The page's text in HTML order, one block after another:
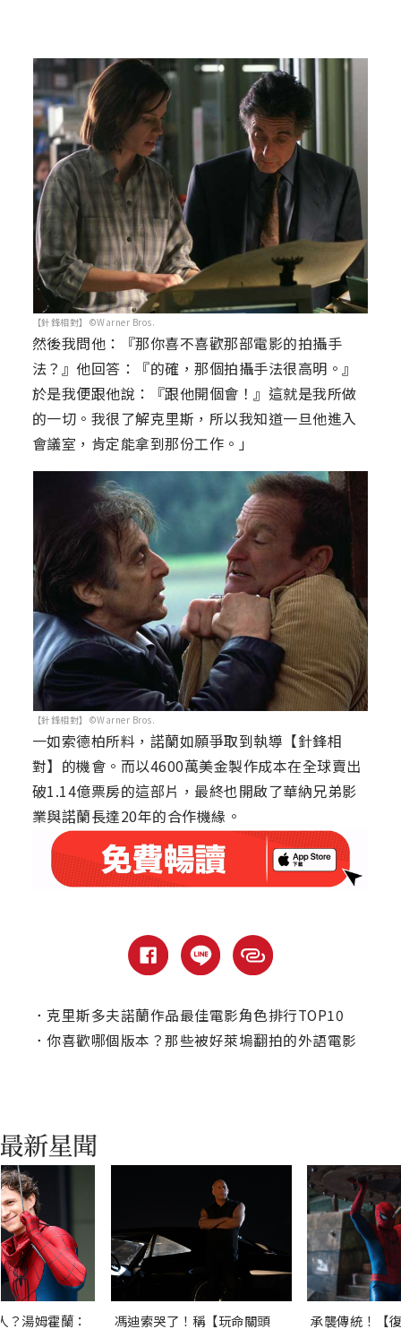
【針鋒相對】©Warner Bros.
然後我問他：『那你喜不喜歡那部電影的拍攝手
法？』他回答：『的確，那個拍攝手法很高明。』
於是我便跟他說：『跟他開個會！』這就是我所做
的一切。我很了解克里斯，所以我知道一旦他進入
會議室，肯定能拿到那份工作。」
【針鋒相對】©Warner Bros.
一如索德柏所料，諾蘭如願爭取到執導【針鋒相
對】的機會。而以4600萬美金製作成本在全球賣出
破1.14億票房的這部片，最終也開啟了華納兄弟影
業與諾蘭長達20年的合作機緣。
． 克里斯多夫諾蘭作品最佳電影角色排行TOP10
． 你喜歡哪個版本？那些被好萊塢翻拍的外語電影
？湯姆霍蘭： 馮迪索哭了！稱【玩命關頭 承襲傳統！【